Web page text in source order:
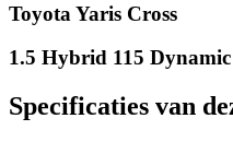
Toyota Yaris Cross
1.5 Hybrid 115 Dynamic
Specificaties van